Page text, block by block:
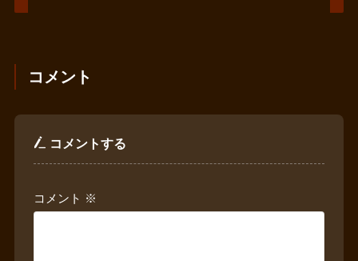
コメント
コメントする
コメント ※